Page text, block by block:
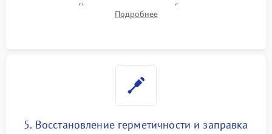
элементов Пельтье, вентиляторов обдува, угольных
фильтров или поврежденных уплотнителей дверцы.
Подробнее
5. Восстановление герметичности и заправка